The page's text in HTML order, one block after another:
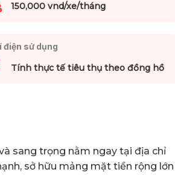
150,000 vnd/xe/tháng
điện sử dụng
Tính thực tế tiêu thụ theo đồng hồ
sang trọng nằm ngay tại địa chỉ
sở hữu mảng mặt tiền rộng lớn